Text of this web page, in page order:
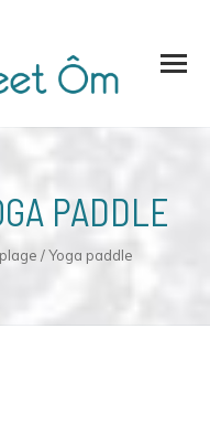
PADDLE
/ Yoga paddle